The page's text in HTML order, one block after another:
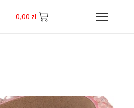
0,00 zł